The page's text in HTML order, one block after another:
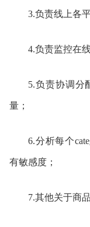
3.负责线上各
4.负责监控在
5.负责协调分
量；
6.分析每个
有敏感度；
7.其他关于商